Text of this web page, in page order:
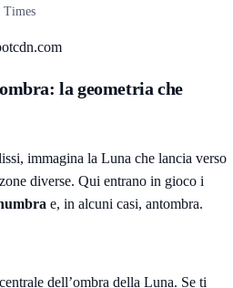
Times
la geometria che
immagina la Luna che lancia verso
diverse. Qui entrano in gioco i
e, in alcuni casi, antombra.
dell’ombra della Luna. Se ti